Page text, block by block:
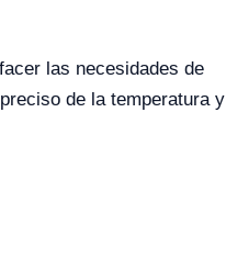
las necesidades de
de la temperatura y